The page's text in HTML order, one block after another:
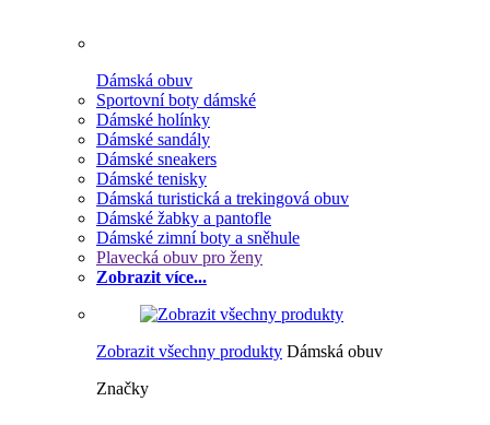
Dámská obuv
Sportovní boty dámské
Dámské holínky
Dámské sandály
Dámské sneakers
Dámské tenisky
Dámská turistická a trekingová obuv
Dámské žabky a pantofle
Dámské zimní boty a sněhule
Plavecká obuv pro ženy
Zobrazit více...
Zobrazit všechny produkty Dámská obuv
Značky